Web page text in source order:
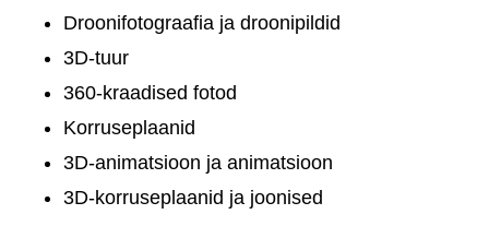
Droonifotograafia ja droonipildid
3D-tuur
360-kraadised fotod
Korruseplaanid
3D-animatsioon ja animatsioon
3D-korruseplaanid ja joonised